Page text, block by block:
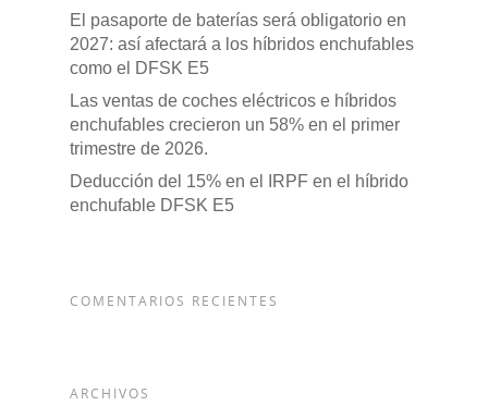
El pasaporte de baterías será obligatorio en
2027: así afectará a los híbridos enchufables
como el DFSK E5
Las ventas de coches eléctricos e híbridos
enchufables crecieron un 58% en el primer
trimestre de 2026.
Deducción del 15% en el IRPF en el híbrido
enchufable DFSK E5
COMENTARIOS RECIENTES
ARCHIVOS